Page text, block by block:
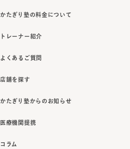
かたぎり塾の料金について
トレーナー紹介
よくあるご質問
店舗を探す
かたぎり塾からのお知らせ
医療機関提携
コラム